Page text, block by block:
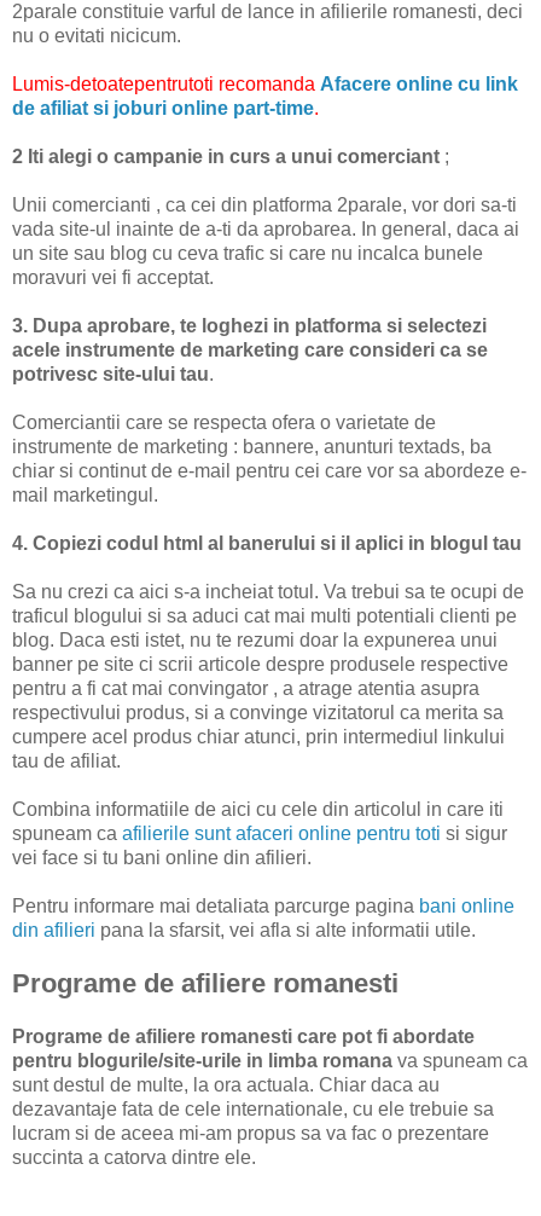
2parale constituie varful de lance in afilierile romanesti, deci
nu o evitati nicicum.
Lumis-detoatepentrutoti recomanda Afacere online cu link
de afiliat si joburi online part-time.
2 Iti alegi o campanie in curs a unui comerciant ;
Unii comercianti , ca cei din platforma 2parale, vor dori sa-ti
vada site-ul inainte de a-ti da aprobarea. In general, daca ai
un site sau blog cu ceva trafic si care nu incalca bunele
moravuri vei fi acceptat.
3. Dupa aprobare, te loghezi in platforma si selectezi
acele instrumente de marketing care consideri ca se
potrivesc site-ului tau.
Comerciantii care se respecta ofera o varietate de
instrumente de marketing : bannere, anunturi textads, ba
chiar si continut de e-mail pentru cei care vor sa abordeze e-
mail marketingul.
4. Copiezi codul html al banerului si il aplici in blogul tau
Sa nu crezi ca aici s-a incheiat totul. Va trebui sa te ocupi de
traficul blogului si sa aduci cat mai multi potentiali clienti pe
blog. Daca esti istet, nu te rezumi doar la expunerea unui
banner pe site ci scrii articole despre produsele respective
pentru a fi cat mai convingator , a atrage atentia asupra
respectivului produs, si a convinge vizitatorul ca merita sa
cumpere acel produs chiar atunci, prin intermediul linkului
tau de afiliat.
Combina informatiile de aici cu cele din articolul in care iti
spuneam ca afilierile sunt afaceri online pentru toti si sigur
vei face si tu bani online din afilieri.
Pentru informare mai detaliata parcurge pagina bani online
din afilieri pana la sfarsit, vei afla si alte informatii utile.
Programe de afiliere romanesti
Programe de afiliere romanesti care pot fi abordate
pentru blogurile/site-urile in limba romana va spuneam ca
sunt destul de multe, la ora actuala. Chiar daca au
dezavantaje fata de cele internationale, cu ele trebuie sa
lucram si de aceea mi-am propus sa va fac o prezentare
succinta a catorva dintre ele.